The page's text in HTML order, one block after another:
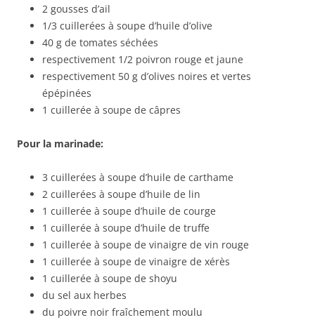
2 gousses d’ail
1/3 cuillerées à soupe d’huile d’olive
40 g de tomates séchées
respectivement 1/2 poivron rouge et jaune
respectivement 50 g d’olives noires et vertes
épépinées
1 cuillerée à soupe de câpres
Pour la marinade:
3 cuillerées à soupe d’huile de carthame
2 cuillerées à soupe d’huile de lin
1 cuillerée à soupe d’huile de courge
1 cuillerée à soupe d’huile de truffe
1 cuillerée à soupe de vinaigre de vin rouge
1 cuillerée à soupe de vinaigre de xérès
1 cuillerée à soupe de shoyu
du sel aux herbes
du poivre noir fraîchement moulu